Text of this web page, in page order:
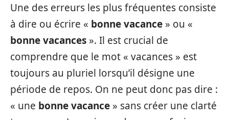
Une des erreurs les plus fréquentes consiste
à dire ou écrire « bonne vacance » ou «
bonne vacances ». Il est crucial de
comprendre que le mot « vacances » est
toujours au pluriel lorsqu’il désigne une
période de repos. On ne peut donc pas dire :
« une bonne vacance » sans créer une clarté